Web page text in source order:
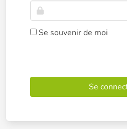
Se souvenir de moi
Se